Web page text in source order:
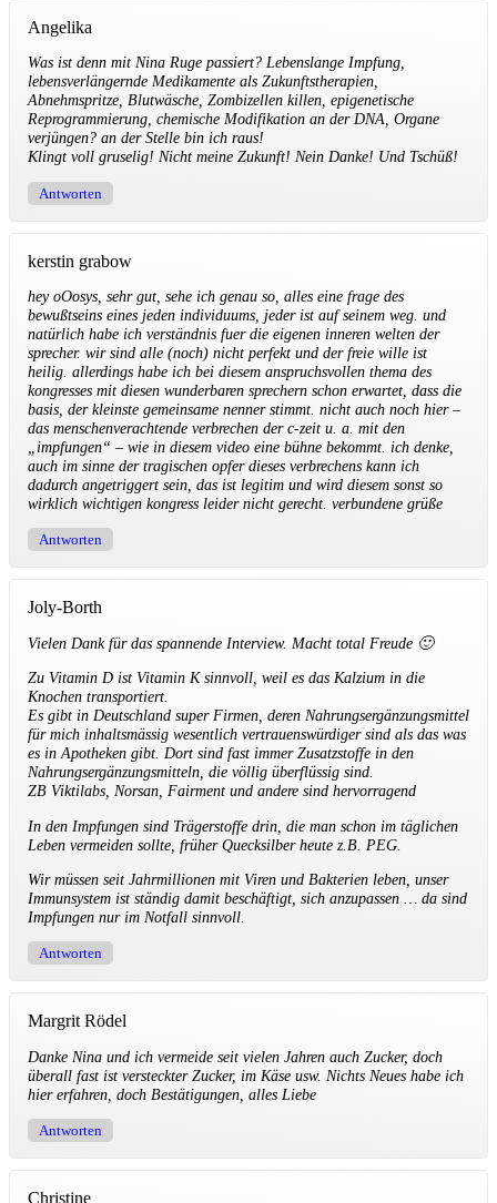
Angelika
Was ist denn mit Nina Ruge passiert? Lebenslange Impfung,
lebensverlängernde Medikamente als Zukunftstherapien,
Abnehmspritze, Blutwäsche, Zombizellen killen, epigenetische
Reprogrammierung, chemische Modifikation an der DNA, Organe
verjüngen? an der Stelle bin ich raus!
Klingt voll gruselig! Nicht meine Zukunft! Nein Danke! Und Tschüß!
Antworten
kerstin grabow
hey oOosys, sehr gut, sehe ich genau so, alles eine frage des
bewußtseins eines jeden individuums, jeder ist auf seinem weg. und
natürlich habe ich verständnis fuer die eigenen inneren welten der
sprecher. wir sind alle (noch) nicht perfekt und der freie wille ist
heilig. allerdings habe ich bei diesem anspruchsvollen thema des
kongresses mit diesen wunderbaren sprechern schon erwartet, dass die
basis, der kleinste gemeinsame nenner stimmt. nicht auch noch hier –
das menschenverachtende verbrechen der c-zeit u. a. mit den
„impfungen“ – wie in diesem video eine bühne bekommt. ich denke,
auch im sinne der tragischen opfer dieses verbrechens kann ich
dadurch angetriggert sein, das ist legitim und wird diesem sonst so
wirklich wichtigen kongress leider nicht gerecht. verbundene grüße
Antworten
Joly-Borth
Vielen Dank für das spannende Interview. Macht total Freude 🙂
Zu Vitamin D ist Vitamin K sinnvoll, weil es das Kalzium in die
Knochen transportiert.
Es gibt in Deutschland super Firmen, deren Nahrungsergänzungsmittel
für mich inhaltsmässig wesentlich vertrauenswürdiger sind als das was
es in Apotheken gibt. Dort sind fast immer Zusatzstoffe in den
Nahrungsergänzungsmitteln, die völlig überflüssig sind.
ZB Viktilabs, Norsan, Fairment und andere sind hervorragend
In den Impfungen sind Trägerstoffe drin, die man schon im täglichen
Leben vermeiden sollte, früher Quecksilber heute z.B. PEG.
Wir müssen seit Jahrmillionen mit Viren und Bakterien leben, unser
Immunsystem ist ständig damit beschäftigt, sich anzupassen … da sind
Impfungen nur im Notfall sinnvoll.
Antworten
Margrit Rödel
Danke Nina und ich vermeide seit vielen Jahren auch Zucker, doch
überall fast ist versteckter Zucker, im Käse usw. Nichts Neues habe ich
hier erfahren, doch Bestätigungen, alles Liebe
Antworten
Christine